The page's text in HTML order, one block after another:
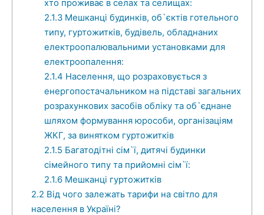
хто проживає в селах та селищах:
2.1.3 Мешканці будинків, об`єктів готельного
типу, гуртожитків, будівель, обладнаних
електроопалювальними установками для
електроопалення:
2.1.4 Населення, що розраховується з
енергопостачальником на підставі загальних
розрахункових засобів обліку та об`єднане
шляхом формування юрособи, організаціям
ЖКГ, за винятком гуртожитків
2.1.5 Багатодітні сім`ї, дитячі будинки
сімейного типу та прийомні сім`ї:
2.1.6 Мешканці гуртожитків
2.2 Від чого залежать тарифи на світло для
населення в Україні?